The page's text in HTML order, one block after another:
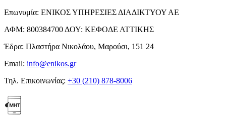
Επωνυμία: ΕΝΙΚΟΣ ΥΠΗΡΕΣΙΕΣ ΔΙΑΔΙΚΤΥΟΥ ΑΕ
ΑΦΜ: 800384700 ΔΟΥ: ΚΕΦΟΔΕ ΑΤΤΙΚΗΣ
Έδρα: Πλαστήρα Νικολάου, Μαρούσι, 151 24
Email: info@enikos.gr
Τηλ. Επικοινωνίας: +30 (210) 878-8006